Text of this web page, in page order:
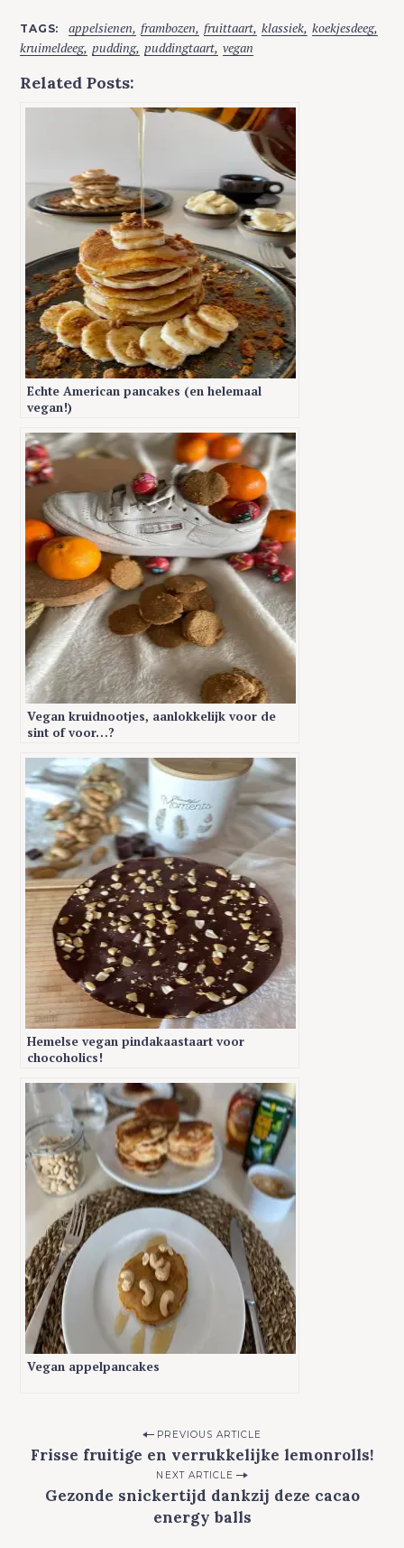
TAGS appelsienen frambozen fruittaart klassiek koekjesdeeg
kruimeldeeg pudding puddingtaart vegan
Related Posts:
Echte American pancakes (en helemaal
vegan!)
Vegan kruidnootjes, aanlokkelijk voor de
sint of voor…?
Hemelse vegan pindakaastaart voor
chocoholics!
Vegan appelpancakes
PREVIOUS ARTICLE
Frisse fruitige en verrukkelijke lemonrolls!
NEXT ARTICLE
Gezonde snickertijd dankzij deze cacao
energy balls
S
e
a
r
c
h
f
o
r